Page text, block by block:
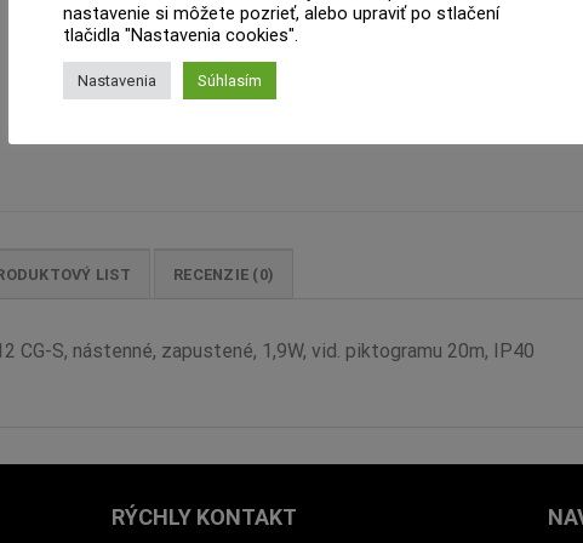
LIST RECENZIE (0)
CG-S, nástenné, zapustené, 1,9W, vid. piktogramu 20m, IP40
RÝCHLY KONTAKT
nastavenie si môžete pozrieť, alebo upraviť po stlačení
tlačidla "Nastavenia cookies".
Nastavenia Súhlasím